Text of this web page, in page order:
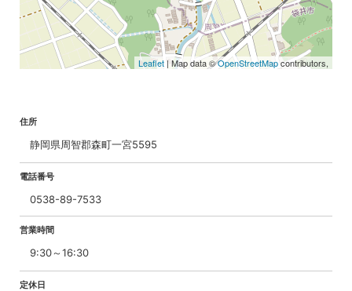
Leaflet | Map data ©OpenStreetMapcontributors,
住所
静岡県周智郡森町一宮5595
電話番号
0538-89-7533
営業時間
9:30～16:30
定休日